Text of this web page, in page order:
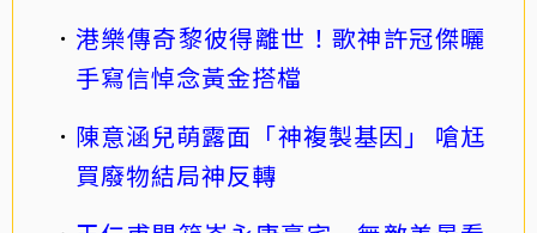
港樂傳奇黎彼得離世！歌神許冠傑曬
手寫信悼念黃金搭檔
陳意涵兒萌露面「神複製基因」 嗆尪
買廢物結局神反轉